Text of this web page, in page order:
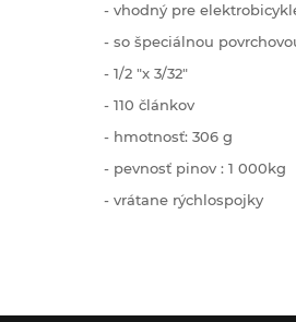
- vhodný pre
- so špeciálnou
- 1/2 "x 3/32"
- 110 článkov
- hmotnosť: 306 g
- pevnosť pinov : 1 000kg
- vrátane rýchlospojky